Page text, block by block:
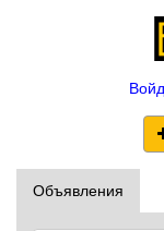
Объявления